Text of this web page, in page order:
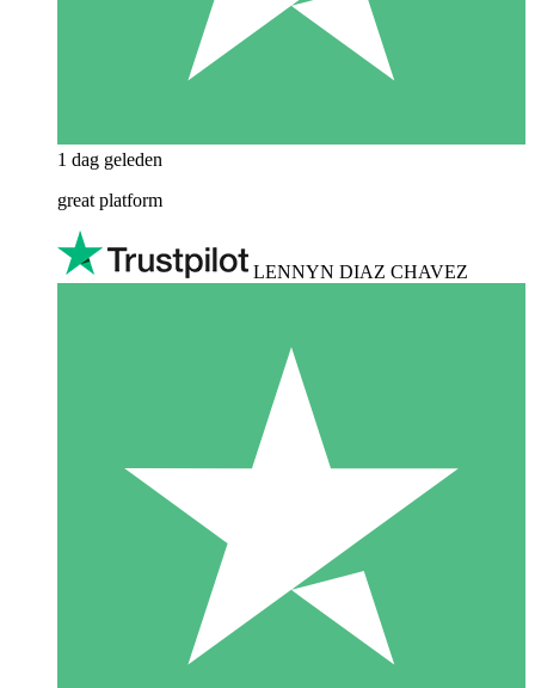
1 dag geleden
great platform
LENNYN DIAZ CHAVEZ